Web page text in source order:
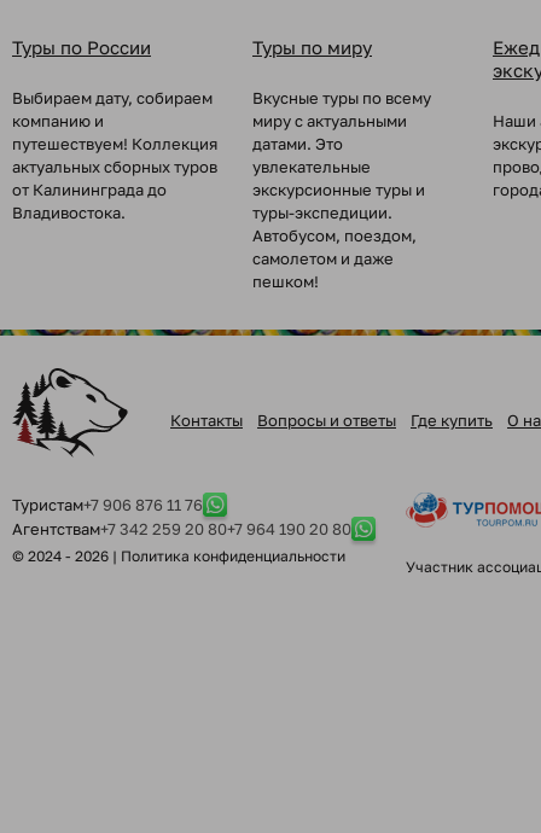
Туры по России
Выбираем дату, собираем
компанию и
путешествуем! Коллекция
актуальных сборных туров
от Калининграда до
Владивостока.
Туры по миру
Вкусные туры по всему
миру с актуальными
датами. Это
увлекательные
экскурсионные туры и
туры-экспедиции.
Автобусом, поездом,
самолетом и даже
пешком!
Наши
Контакты Вопросы и ответы Где купить О
Туристам+7 906 876 11 76
Агентствам+7 342 259 20 80+7 964 190 20 80
© 2024 - 2026 | Политика конфиденциальности
Участник